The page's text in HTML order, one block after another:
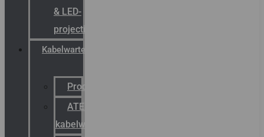
& LED-
projectie
Kabelwartels
Productcatalogus
ATEX
kabelwartels